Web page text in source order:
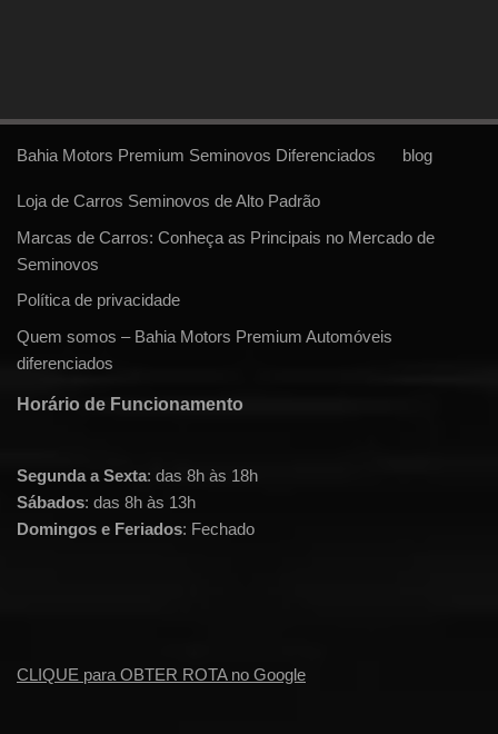
Bahia Motors Premium Seminovos Diferenciados blog
Loja de Carros Seminovos de Alto Padrão
Marcas de Carros: Conheça as Principais no Mercado de
Seminovos
Política de privacidade
Quem somos – Bahia Motors Premium Automóveis
diferenciados
Horário de Funcionamento
Segunda a Sexta: das 8h às 18h
Sábados: das 8h às 13h
Domingos e Feriados: Fechado
CLIQUE para OBTER ROTA no Google